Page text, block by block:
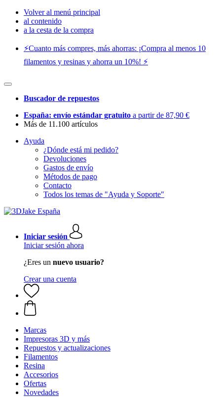
Volver al menú principal
al contenido
a la cesta de la compra
⚡️Cuanto más compres, más ahorras: ¡Compra al menos 10
filamentos y resinas y ahorra un 10%! ⚡️
Buscador de repuestos
España: envío estándar gratuito a partir de 87,90 €
Más de 11.100 artículos
Ayuda
¿Dónde está mi pedido?
Devoluciones
Gastos de envío
Métodos de pago
Contacto
Todos los temas de "Ayuda y Soporte"
Iniciar sesión
Iniciar sesión ahora
¿Eres un nuevo usuario?
Crear una cuenta
Marcas
Impresoras 3D y más
Repuestos y actualizaciones
Filamentos
Resina
Accesorios
Ofertas
Novedades